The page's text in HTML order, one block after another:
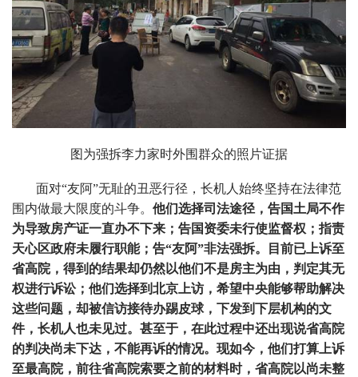
图为强拆李力家时外围群众的照片证据
面对“友阿”无耻的丑恶行径，长机人始终坚持在法律范
围内做最大限度的斗争。 他们选择司法途径，告国土局不作
为导致房产证一直办不下来；告国资委未行使监督权；指责
天心区政府未履行职能；告“友阿”非法强拆。目前已上诉至
省高院，得到的结果却仍然以他们不是房主为由，判定其无
权进行诉讼；他们选择到北京上访，希望中央能够帮助解决
这些问题，却被信访接待办踢皮球，下发到下层机构的文
件，长机人也未见过。甚至于，在此过程中还出现说省高院
的判决尚未下达，不能再诉的情况。现如今，他们打算上诉
至最高院，前往省高院索要之前的材料时，省高院以尚未整